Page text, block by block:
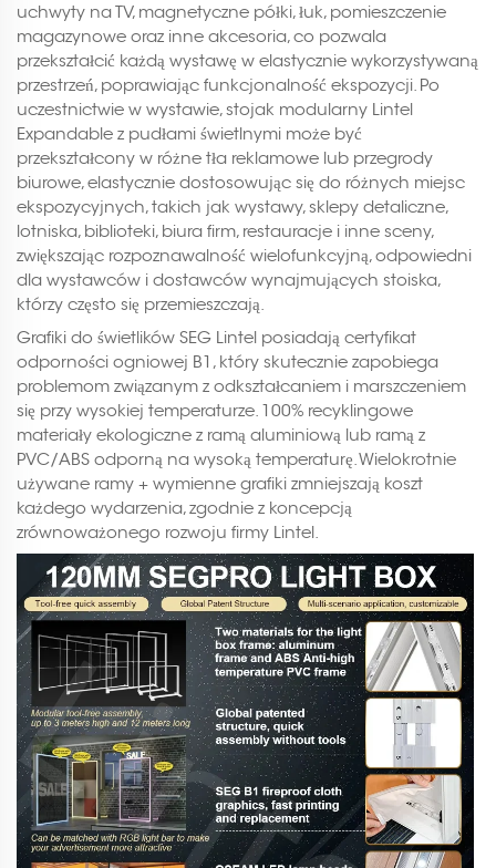
uchwyty na TV, magnetyczne półki, łuk, pomieszczenie
magazynowe oraz inne akcesoria, co pozwala
przekształcić każdą wystawę w elastycznie wykorzystywaną
przestrzeń, poprawiając funkcjonalność ekspozycji. Po
uczestnictwie w wystawie, stojak modularny Lintel
Expandable z pudłami świetlnymi może być
przekształcony w różne tła reklamowe lub przegrody
biurowe, elastycznie dostosowując się do różnych miejsc
ekspozycyjnych, takich jak wystawy, sklepy detaliczne,
lotniska, biblioteki, biura firm, restauracje i inne sceny,
zwiększając rozpoznawalność wielofunkcyjną, odpowiedni
dla wystawców i dostawców wynajmujących stoiska,
którzy często się przemieszczają.
Grafiki do świetlików SEG Lintel posiadają certyfikat
odporności ogniowej B1, który skutecznie zapobiega
problemom związanym z odkształcaniem i marszczeniem
się przy wysokiej temperaturze. 100% recyklingowe
materiały ekologiczne z ramą aluminiową lub ramą z
PVC/ABS odporną na wysoką temperaturę. Wielokrotnie
używane ramy + wymienne grafiki zmniejszają koszt
każdego wydarzenia, zgodnie z koncepcją
zrównoważonego rozwoju firmy Lintel.